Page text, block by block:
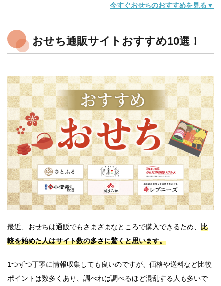
今すぐおせちのおすすめを見る▼
おせち通販サイトおすすめ10選！
最近、おせちは通販でもさまざまなところで購入できるため、 比
較を始めた人はサイト数の多さに驚くと思います。
1つずつ丁寧に情報収集しても良いのですが、価格や送料など比較
ポイントは数多くあり、調べれば調べるほど混乱する人も多いで